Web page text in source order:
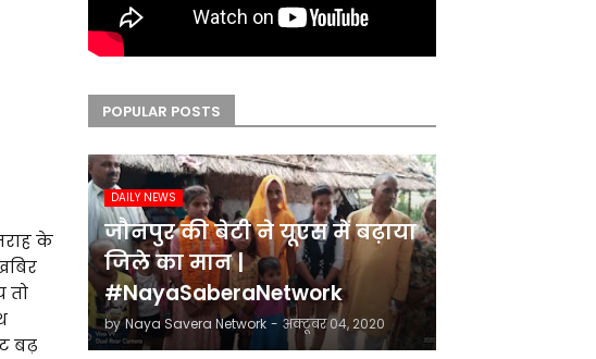
के
तो
बढ़
POPULAR POSTS
DAILY NEWS
जौनपुर की बेटी ने यूएस में बढ़ाया
जिले का मान |
#NayaSaberaNetwork
by Naya Savera Network - अक्टूबर 04, 2020